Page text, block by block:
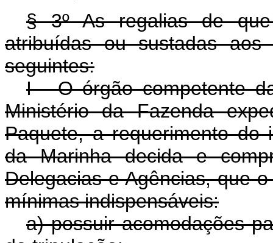
§ 3º As regalias de
atribuídas ou sustadas
seguintes:
I - O órgão competente
Ministério da Fazenda
Paquete, a requerimento do
da Marinha decida e
Delegacias e Agências, que
mínimas indispensáveis:
a) possuir acomodações